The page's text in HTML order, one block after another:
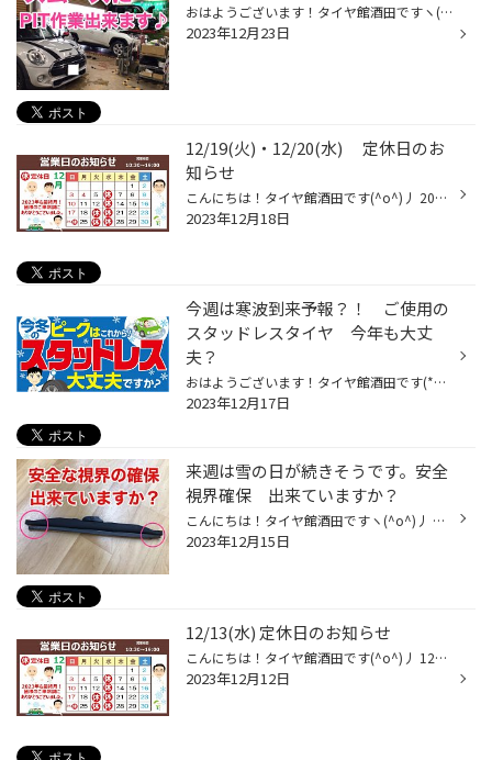
おはようございます！タイヤ館酒田ですヽ(^o^)丿 お電話でお問合せ頂く事が多い 【混雑はどうですか？】【待ち時間はどの位ありますか？】 という質問にお答えします!(^^)! 現在は、タイヤの履き替えもほぼ皆様終了し 待ち時間が多く発生する状況ではありません。 オイル交換やバッテリー交換、タイ...
2023年12月23日
12/19(火)・12/20(水) 定休日のお
知らせ
こんにちは！タイヤ館酒田です(^o^)丿 2023年も残り僅かとなりました。 本当にあっという間です＼(◎o◎)／！ 12/19(火)・12/20(水)は定休日となります。 21日(木)より通常営業となります。 タイヤ館酒田は 12月30日(土）まで元気に営業致します！ 皆様のご来店をスタッフ一同 お待ちしております。
2023年12月18日
今週は寒波到来予報？！ ご使用の
スタッドレスタイヤ 今年も大丈
夫？
おはようございます！タイヤ館酒田です(*^_^*) TVを見ると 昨日から 強風や降雪 もしくは吹雪⁉の予報でしたが やっぱりかなりの強風です！！！！！！！ タイヤ館酒田は 本日も元気に営業しておりますが 強風の為安全を考え、タイヤガレージのシャッターを閉めたり 店頭へのタイヤ展示は行わない場合...
2023年12月17日
来週は雪の日が続きそうです。安全
視界確保 出来ていますか？
こんにちは！タイヤ館酒田ですヽ(^o^)丿 本日の酒田は・・・ 雨・・・ですね。 さらにTVなど天気予報を見ると、週末から来週にかけては 気温も低かったり 雨や雪の日が多いようです・・・ この冬は、よく暖冬と言われますが もちろん雪が全く降らないわけではなく 暖かい日がず～っと続くわけでもな...
2023年12月15日
12/13(水) 定休日のお知らせ
こんにちは！タイヤ館酒田です(^o^)丿 12月も中旬です。2023年も残り僅かとなりました。 本当にあっという間ですね＼(◎o◎)／！ タイヤ館酒田は30日まで元気いっぱい営業致します！！ がっ・・ 明日12/13(水)は定休日となります。 14日(木)より通常営業となります。 12月は 営業時間が通常10時３０分...
2023年12月12日